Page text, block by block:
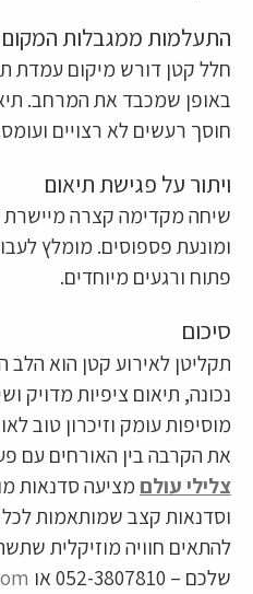
התעלמות ממגבלות המקום
חלל קטן דורש מיקום עמדת
באופן שמכבד את המרחב.
חוסך רעשים לא רצויים
ויתור על פגישת תיאום
שיחה מקדימה קצרה מיישרת
ומונעת פספוסים. מומלץ
פתוח ורגעים מיוחדים.
סיכום
תקליטן לאירוע קטן הוא
נכונה, תיאום ציפיות מדויק
מוסיפות עומק וזיכרון טוב
את הקרבה בין האורחים עם
צלילי עולם מציעה סדנאות
וסדנאות קצב שמותאמות לכל
להתאים חוויה מוזיקלית
שלכם – 052-3807810 או